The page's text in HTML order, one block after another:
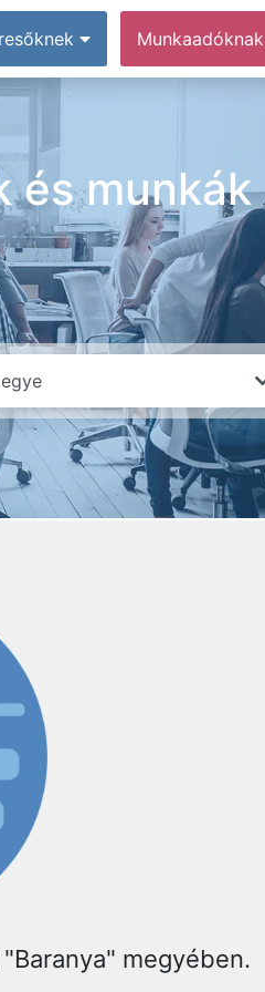
Munkaadóknak
és munkák
megyében.